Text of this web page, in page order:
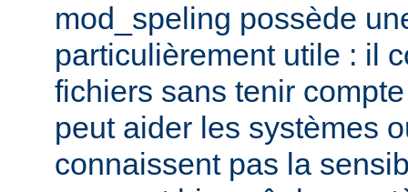
mod_speling possède
particulièrement utile : il
fichiers sans tenir
peut aider les systèmes
connaissent pas la